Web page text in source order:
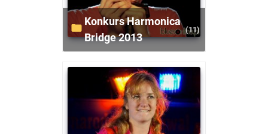
Konkurs Harmonica
Bridge 2013
(11)